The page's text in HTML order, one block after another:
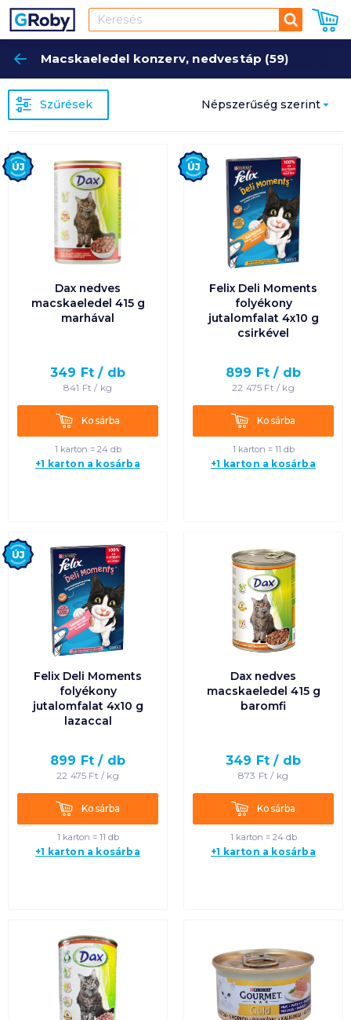
Keresés
Macskaeledel konzerv, nedvestáp (59)
Szűrések Népszerűség szerint
Ár szerint növekvő
Ár szerint csökkenő
Egységár szerint
növekvő
Egységár szerint
csökkenő
Termék neve A-Z
Termék neve Z-A
Dax nedves
macskaeledel 415 g
marhával
349 Ft / db
841 Ft / kg
KosárbaKosárba
1 karton = 24 db
+1 karton a kosárba
Új
Felix Deli Moments
folyékony
jutalomfalat 4x10 g
csirkével
899 Ft / db
22 475 Ft / kg
KosárbaKosárba
1 karton = 11 db
+1 karton a kosárba
Új
Felix Deli Moments
folyékony
jutalomfalat 4x10 g
lazaccal
899 Ft / db
22 475 Ft / kg
KosárbaKosárba
1 karton = 11 db
+1 karton a kosárba
Új
Dax nedves
macskaeledel 415 g
baromfi
349 Ft / db
873 Ft / kg
KosárbaKosárba
1 karton = 24 db
+1 karton a kosárba